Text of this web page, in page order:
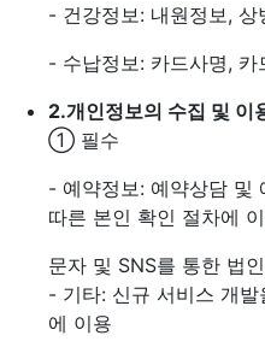
- 건강정보: 내원정보,
- 수납정보: 카드사명,
2.개인정보의 수집 및 이
① 필수
- 예약정보: 예약상담 및
따른 본인 확인 절차에
문자 및 SNS를 통한 법
- 기타: 신규 서비스 개
에 이용